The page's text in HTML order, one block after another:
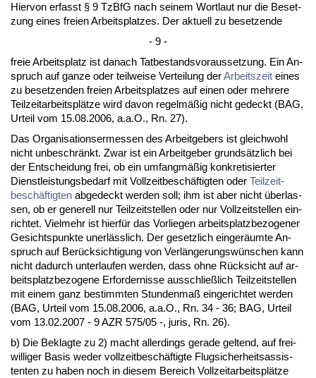
Hier­von er­fasst § 9 Tz­B­fG nach sei­nem Wort­laut nur die Be­set­
zung ei­nes frei­en Ar­beits­plat­zes. Der ak­tu­ell zu be­set­zen­de
- 9 -
freie Ar­beits­platz ist da­nach Tat­be­stands­vor­aus­set­zung. Ein An­
spruch auf gan­ze oder teil­wei­se Ver­tei­lung derAr­beits­zeit ei­nes
zu be­set­zen­den frei­en Ar­beits­plat­zes auf ei­nen oder meh­re­re
Teil­zeit­ar­beitsplätze wird da­von re­gelmäßig nicht ge­deckt (BAG,
Ur­teil vom 15.08.2006, a.a.O., Rn. 27).
Das Or­ga­ni­sa­ti­ons­er­mes­sen des Ar­beit­ge­bers ist gleich­wohl
nicht un­be­schränkt. Zwar ist ein Ar­beit­ge­ber grundsätz­lich bei
der Ent­schei­dung frei, ob ein um­fangmäßig kon­kre­ti­sier­ter
Dienst­leis­tungs­be­darf mit Voll­zeit­beschäftig­ten oder Teil­zeit­
beschäftig­ten ab­ge­deckt wer­den soll; ihm ist aber nicht über­las­
sen, ob er ge­ne­rell nur Teil­zeit­stel­len oder nur Voll­zeit­stel­len ein­
rich­tet. Viel­mehr ist hierfür das Vor­lie­gen ar­beits­platz­be­zo­ge­ner
Ge­sichts­punk­te un­erläss­lich. Der ge­setz­lich ein­geräum­te An­
spruch auf Berück­sich­ti­gung von Verlänge­rungswünschen kann
nicht da­durch un­ter­lau­fen wer­den, dass oh­ne Rück­sicht auf ar­
beits­platz­be­zo­ge­ne Er­for­der­nis­se aus­sch­ließlich Teil­zeit­stel­len
mit ei­nem ganz be­stimm­ten St­un­den­maß ein­ge­rich­tet wer­den
(BAG, Ur­teil vom 15.08.2006, a.a.O., Rn. 34 - 36; BAG, Ur­teil
vom 13.02.2007 - 9 AZR 575/05 -, ju­ris, Rn. 26).
b) Die Be­klag­te zu 2) macht al­ler­dings ge­ra­de gel­tend, auf frei­
wil­li­ger Ba­sis we­der voll­zeit­beschäftig­te Flug­si­cher­heits­as­sis­
ten­ten zu ha­ben noch in die­sem Be­reich Voll­zeit­ar­beitsplätze